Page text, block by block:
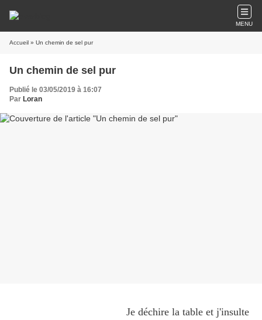
MENU
Accueil » Un chemin de sel pur
Un chemin de sel pur
Publié le 03/05/2019 à 16:07
Par Loran
Je déchire la table et j'insulte